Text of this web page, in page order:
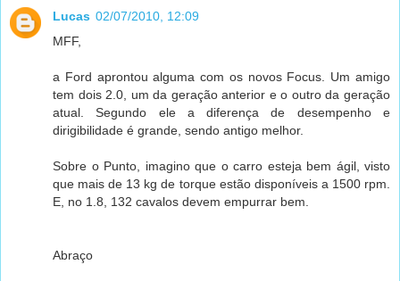
Lucas 02/07/2010, 12:09
MFF,
a Ford aprontou alguma com os novos Focus. Um amigo
tem dois 2.0, um da geração anterior e o outro da geração
atual. Segundo ele a diferença de desempenho e
dirigibilidade é grande, sendo antigo melhor.
Sobre o Punto, imagino que o carro esteja bem ágil, visto
que mais de 13 kg de torque estão disponíveis a 1500 rpm.
E, no 1.8, 132 cavalos devem empurrar bem.
Abraço